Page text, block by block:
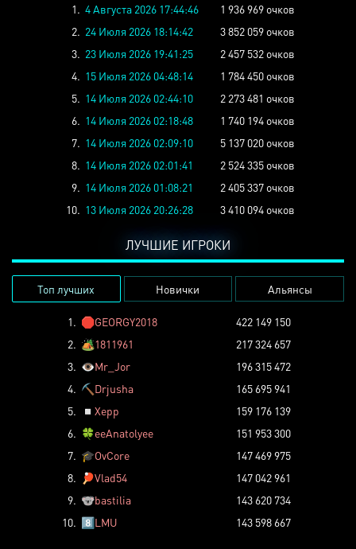
1. 4 Августа 2026 17:44:46
1 936 969 очков
2. 24 Июля 2026 18:14:42
3 852 059 очков
3. 23 Июля 2026 19:41:25
2 457 532 очков
4. 15 Июля 2026 04:48:14
1 784 450 очков
5. 14 Июля 2026 02:44:10
2 273 481 очков
6. 14 Июля 2026 02:18:48
1 740 194 очков
7. 14 Июля 2026 02:09:10
5 137 020 очков
8. 14 Июля 2026 02:01:41
2 524 335 очков
9. 14 Июля 2026 01:08:21
2 405 337 очков
10. 13 Июля 2026 20:26:28 3 410 094 очков
ЛУЧШИЕ ИГРОКИ
Топ лучших Новички Альянсы
1. 🛑GEORGY2018
422 149 150
2. 🏕️1811961
217 324 657
3. 👁️Mr_Jor
196 315 472
4. ⛏️ Drjusha
165 695 941
5.
◽ Xepp
159 176 139
6. 🍀eeAnatolyee
151 953 300
7. 🎓OvCore
147 469 975
8.
🏓Vlad54
147 042 961
9. 🐨bastilia
143 620 734
10. 8️⃣LMU 143 598 667